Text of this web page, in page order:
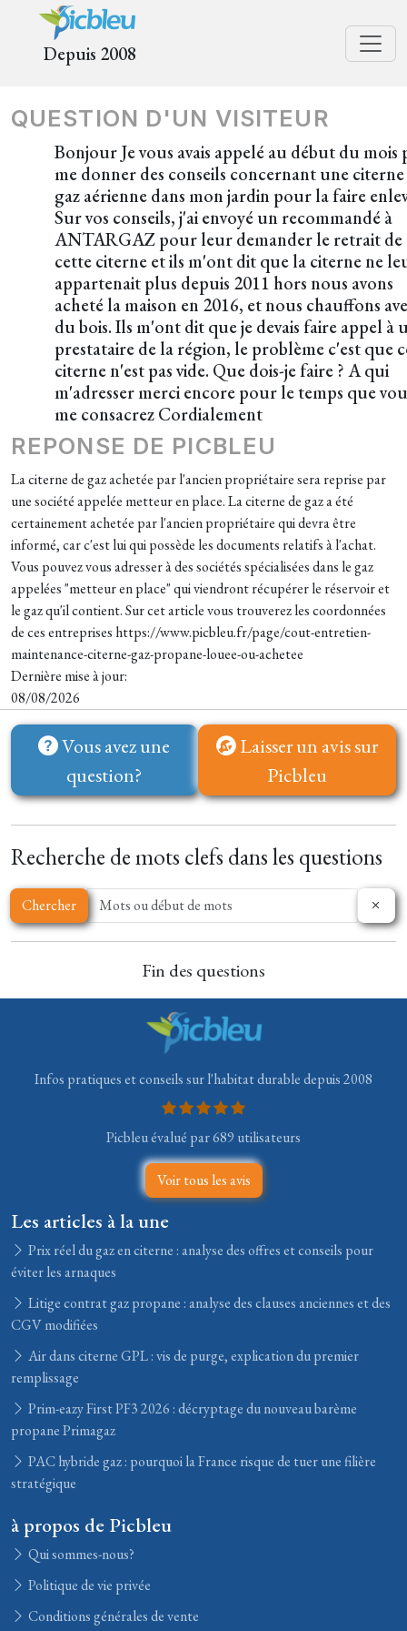
Depuis 2008
QUESTION D'UN VISITEUR
Bonjour Je vous avais appelé au début du mois
me donner des conseils concernant une
gaz aérienne dans mon jardin pour la faire
Sur vos conseils, j'ai envoyé un recommandé à
ANTARGAZ pour leur demander le retrait de
cette citerne et ils m'ont dit que la citerne ne
appartenait plus depuis 2011 hors nous avons
acheté la maison en 2016, et nous chauffons
du bois. Ils m'ont dit que je devais faire appel à
prestataire de la région, le problème c'est que
citerne n'est pas vide. Que dois-je faire ? A qui
m'adresser merci encore pour le temps que
me consacrez Cordialement
REPONSE DE PICBLEU
La citerne de gaz achetée par l'ancien propriétaire sera reprise par
une société appelée metteur en place. La citerne de gaz a été
certainement achetée par l'ancien propriétaire qui devra être
informé, car c'est lui qui possède les documents relatifs à l'achat.
Vous pouvez vous adresser à des sociétés spécialisées dans le gaz
appelées "metteur en place" qui viendront récupérer le réservoir et
le gaz qu'il contient. Sur cet article vous trouverez les coordonnées
de ces entreprises https://www.picbleu.fr/page/cout-entretien-
maintenance-citerne-gaz-propane-louee-ou-achetee
Dernière mise à jour:
08/08/2026
Vous avez une
question?
Laisser un avis sur
Picbleu
Recherche de mots clefs dans les questions
Chercher
Fin des questions
Infos pratiques et conseils sur l'habitat durable depuis 2008
Picbleu évalué par 689 utilisateurs
Voir tous les avis
Les articles à la une
Prix réel du gaz en citerne : analyse des offres et conseils pour
éviter les arnaques
Litige contrat gaz propane : analyse des clauses anciennes et des
CGV modifiées
Air dans citerne GPL : vis de purge, explication du premier
remplissage
Prim-eazy First PF3 2026 : décryptage du nouveau barème
propane Primagaz
PAC hybride gaz : pourquoi la France risque de tuer une filière
stratégique
à propos de Picbleu
Qui sommes-nous?
Politique de vie privée
Conditions générales de vente